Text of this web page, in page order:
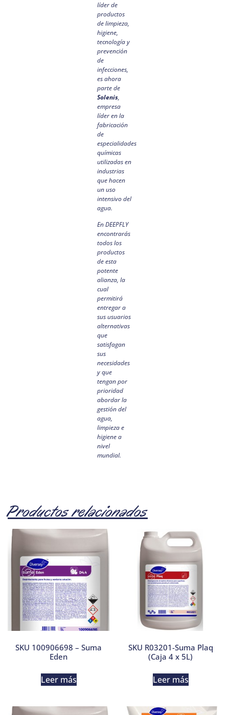
líder de
productos
de limpieza,
higiene,
tecnología y
prevención
de
infecciones,
es ahora
parte de
Solenis,
empresa
líder en la
fabricación
de
especialidades
químicas
utilizadas en
industrias
que hacen
un uso
intensivo del
agua.
En DEEPFLY
encontrarás
todos los
productos
de esta
potente
alianza, la
cual
permitirá
entregar a
sus usuarios
alternativas
que
satisfagan
sus
necesidades
y que
tengan por
prioridad
abordar la
gestión del
agua,
limpieza e
higiene a
nivel
mundial.
Productos relacionados
SKU 100906698 – Suma
Eden
Leer más
SKU R03201-Suma Plaq
(Caja 4 x 5L)
Leer más